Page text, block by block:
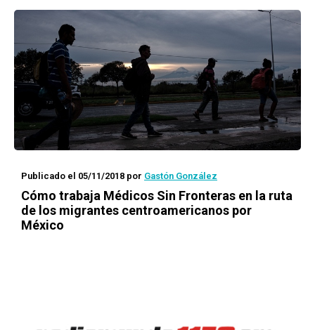
Publicado el 05/11/2018 por Gastón González
Cómo trabaja Médicos Sin Fronteras en la ruta
de los migrantes centroamericanos por
México